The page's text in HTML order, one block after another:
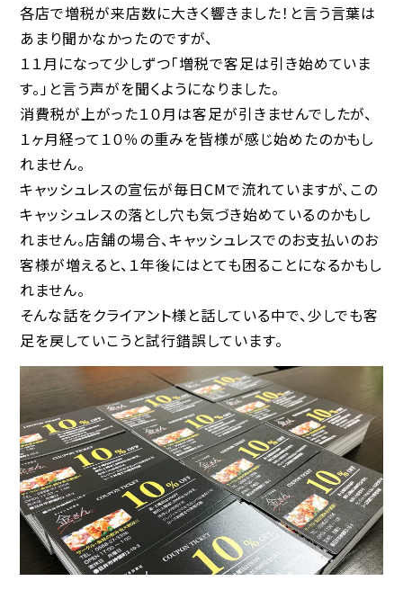
各店で増税が来店数に大きく響きました！と言う言葉は
あまり聞かなかったのですが、
１１月になって少しずつ「増税で客足は引き始めていま
す。」と言う声がを聞くようになりました。
消費税が上がった１０月は客足が引きませんでしたが、
１ヶ月経って１０％の重みを皆様が感じ始めたのかもし
れません。
キャッシュレスの宣伝が毎日CMで流れていますが、この
キャッシュレスの落とし穴も気づき始めているのかもし
れません。店舗の場合、キャッシュレスでのお支払いのお
客様が増えると、１年後にはとても困ることになるかもし
れません。
そんな話をクライアント様と話している中で、少しでも客
足を戻していこうと試行錯誤しています。